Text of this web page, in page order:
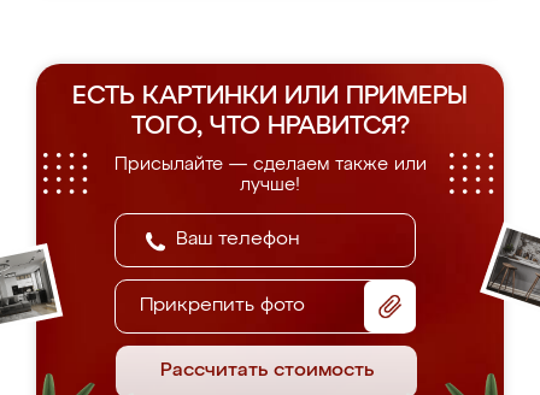
ЕСТЬ КАРТИНКИ ИЛИ ПРИМЕРЫ
ТОГО, ЧТО НРАВИТСЯ?
Присылайте — сделаем также или
лучше!
Прикрепить фото
Рассчитать стоимость